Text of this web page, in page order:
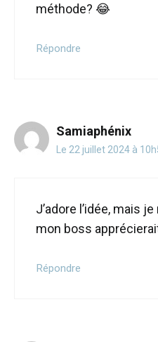
méthode? 😂
Répondre
Samiaphénix
Le 22 juillet 2024 à
J’adore l’idée, mais
mon boss
Répondre